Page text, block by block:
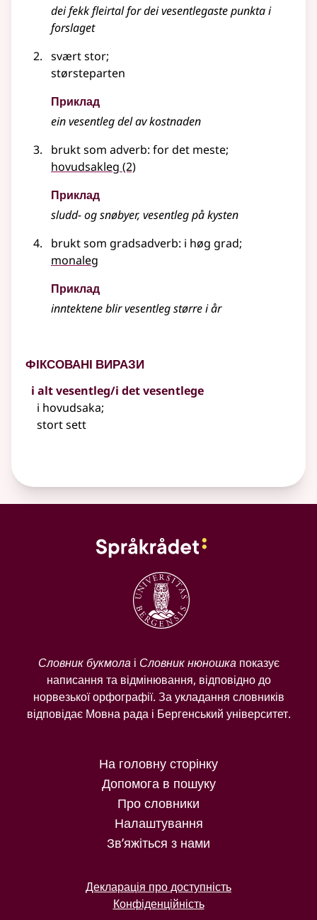
dei fekk fleirtal for dei vesentlegaste punkta i
forslaget
svært stor;
størsteparten
Приклад
einvesentlegdel av kostnaden
brukt som adverb: for det meste;
hovudsakleg (2)
Приклад
sludd- og snøbyer, vesentleg på kysten
brukt som gradsadverb: i høg grad;
monaleg
Приклад
inntektene blirvesentlegstørre i år
Фіксовані вирази
i alt vesentleg/i det vesentlege
i hovudsaka;
stort sett
Словник букмолаі Словник нюношкапоказує
написання та відмінювання, відповідно до
норвезької орфографії. За укладання словників
відповідає Мовна рада і Бергенський університет.
На головну сторінку
Допомога в пошуку
Про словники
Налаштування
Зв’яжіться з нами
Декларація про доступність
Конфіденційність